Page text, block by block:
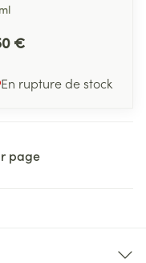
€
En rupture de stock
page